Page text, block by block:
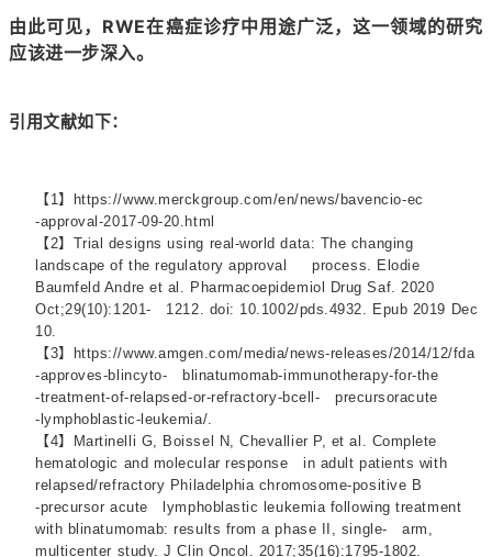
由此可见，RWE在癌症诊疗中用途广泛，这一领域的研究
应该进一步深入。
引用文献如下：
【1】https://www.merckgroup.com/en/news/bavencio‐ec
‐approval‐2017‐09‐20.html
【2】Trial designs using real-world data: The changing
landscape of the regulatory approval process. Elodie
Baumfeld Andre et al. Pharmacoepidemiol Drug Saf. 2020
Oct;29(10):1201- 1212. doi: 10.1002/pds.4932. Epub 2019 Dec
10.
【3】 https://www.amgen.com/media/news‐releases/2014/12/fda
‐approves‐blincyto‐ blinatumomab‐immunotherapy‐for‐the
‐treatment‐of‐relapsed‐or‐refractory‐bcell‐ precursoracute
‐lymphoblastic‐leukemia/.
【4】Martinelli G, Boissel N, Chevallier P, et al. Complete
hematologic and molecular response in adult patients with
relapsed/refractory Philadelphia chromosome‐positive B
‐precursor acute lymphoblastic leukemia following treatment
with blinatumomab: results from a phase II, single‐ arm,
multicenter study. J Clin Oncol. 2017;35(16):1795‐1802.